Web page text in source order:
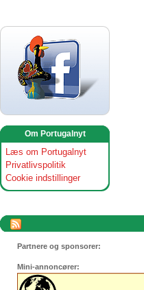
Om Portugalnyt
Læs om Portugalnyt
Privatlivspolitik
Cookie indstillinger
Partnere og sponsorer:
Mini-annoncører: